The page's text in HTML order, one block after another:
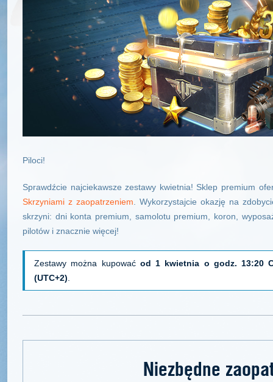
Piloci!
Sprawdźcie najciekawsze zestawy kwietnia! Sklep premium
Skrzyniami z zaopatrzeniem . Wykorzystajcie okazję na
skrzyni: dni konta premium, samolotu premium, koron,
pilotów i znacznie więcej!
Zestawy można kupować od 1 kwietnia o godz. 13:20
(UTC+2)
Niezbędne